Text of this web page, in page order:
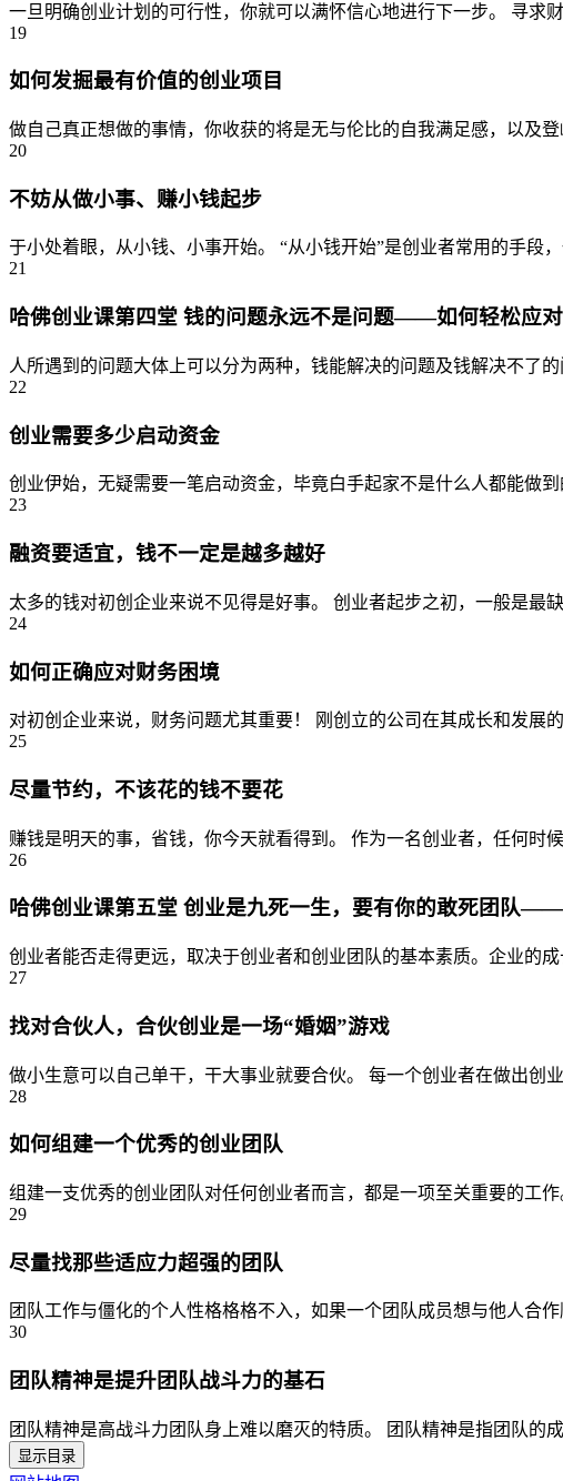
一旦明确创业计划的可行性，你就可以满怀信心地进行下一步。 寻求
19
如何发掘最有价值的创业项目
做自己真正想做的事情，你收获的将是无与伦比的自我满足感，以及
20
不妨从做小事、赚小钱起步
于小处着眼，从小钱、小事开始。 “从小钱开始”是创业者常用的手段
21
哈佛创业课第四堂 钱的问题永远不是问题——如何轻松应
人所遇到的问题大体上可以分为两种，钱能解决的问题及钱解决不了
22
创业需要多少启动资金
创业伊始，无疑需要一笔启动资金，毕竟白手起家不是什么人都能做
23
融资要适宜，钱不一定是越多越好
太多的钱对初创企业来说不见得是好事。 创业者起步之初，一般是最
24
如何正确应对财务困境
对初创企业来说，财务问题尤其重要！ 刚创立的公司在其成长和发展
25
尽量节约，不该花的钱不要花
赚钱是明天的事，省钱，你今天就看得到。 作为一名创业者，任何时
26
哈佛创业课第五堂 创业是九死一生，要有你的敢死团队
创业者能否走得更远，取决于创业者和创业团队的基本素质。企业的
27
找对合伙人，合伙创业是一场“婚姻”游戏
做小生意可以自己单干，干大事业就要合伙。 每一个创业者在做出创
28
如何组建一个优秀的创业团队
组建一支优秀的创业团队对任何创业者而言，都是一项至关重要的工
29
尽量找那些适应力超强的团队
团队工作与僵化的个人性格格格不入，如果一个团队成员想与他人合
30
团队精神是提升团队战斗力的基石
团队精神是高战斗力团队身上难以磨灭的特质。 团队精神是指团队
显示目录